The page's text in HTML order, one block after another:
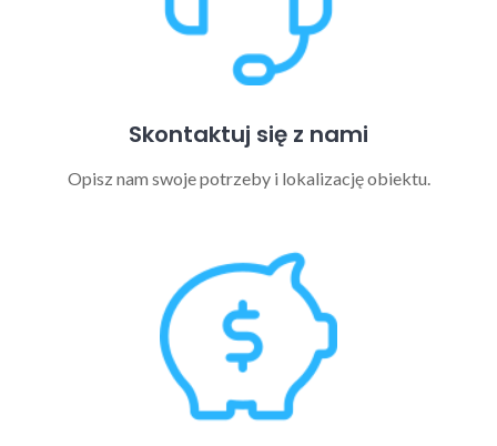
Skontaktuj się z nami
Opisz nam swoje potrzeby i lokalizację obiektu.